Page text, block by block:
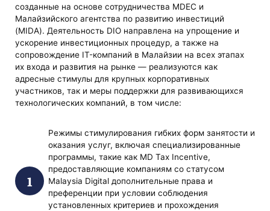
созданные на основе сотрудничества MDEC и
Малайзийского агентства по развитию инвестиций
(MIDA). Деятельность DIO направлена на упрощение и
ускорение инвестиционных процедур, а также на
сопровождение IT-компаний в Малайзии на всех этапах
их входа и развития на рынке — реализуются как
адресные стимулы для крупных корпоративных
участников, так и меры поддержки для развивающихся
технологических компаний, в том числе:
Режимы стимулирования гибких форм занятости и
оказания услуг, включая специализированные
программы, такие как MD Tax Incentive,
предоставляющие компаниям со статусом
Malaysia Digital дополнительные права и
преференции при условии соблюдения
установленных критериев и прохождения